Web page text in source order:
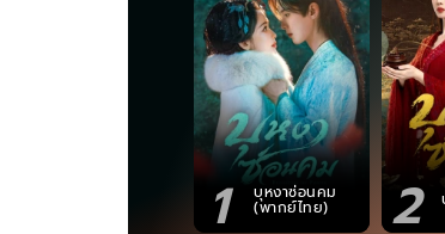
1 บุหงาซ่อนคม
(พากย์ไทย) 2